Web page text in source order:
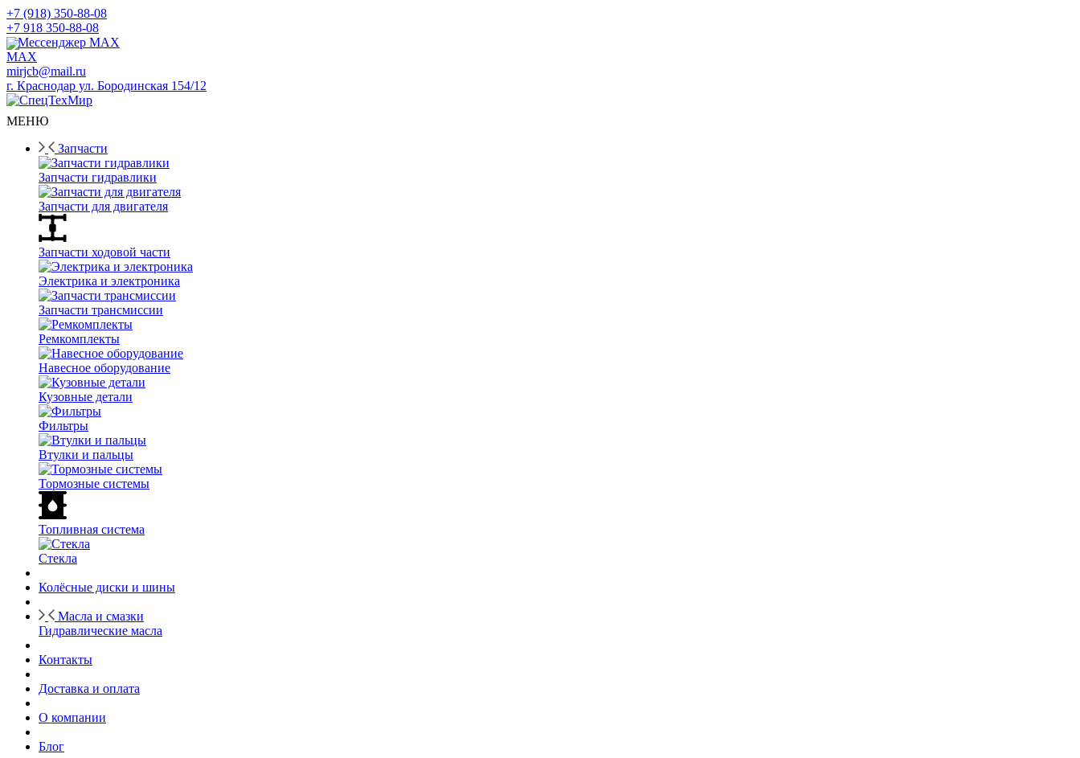
+7 (918) 350-88-08
+7 918 350-88-08
Мессенджер MAX
mirjcb@mail.ru
г. Краснодар ул. Бородинская 154/12
МЕНЮ
Запчасти
Запчасти гидравлики
Запчасти для двигателя
Запчасти ходовой части
Электрика и электроника
Запчасти трансмиссии
Ремкомплекты
Навесное оборудование
Кузовные детали
Фильтры
Втулки и пальцы
Тормозные системы
Топливная система
Стекла
Колёсные диски и шины
Масла и смазки
Гидравлические масла
Контакты
Доставка и оплата
О компании
Блог